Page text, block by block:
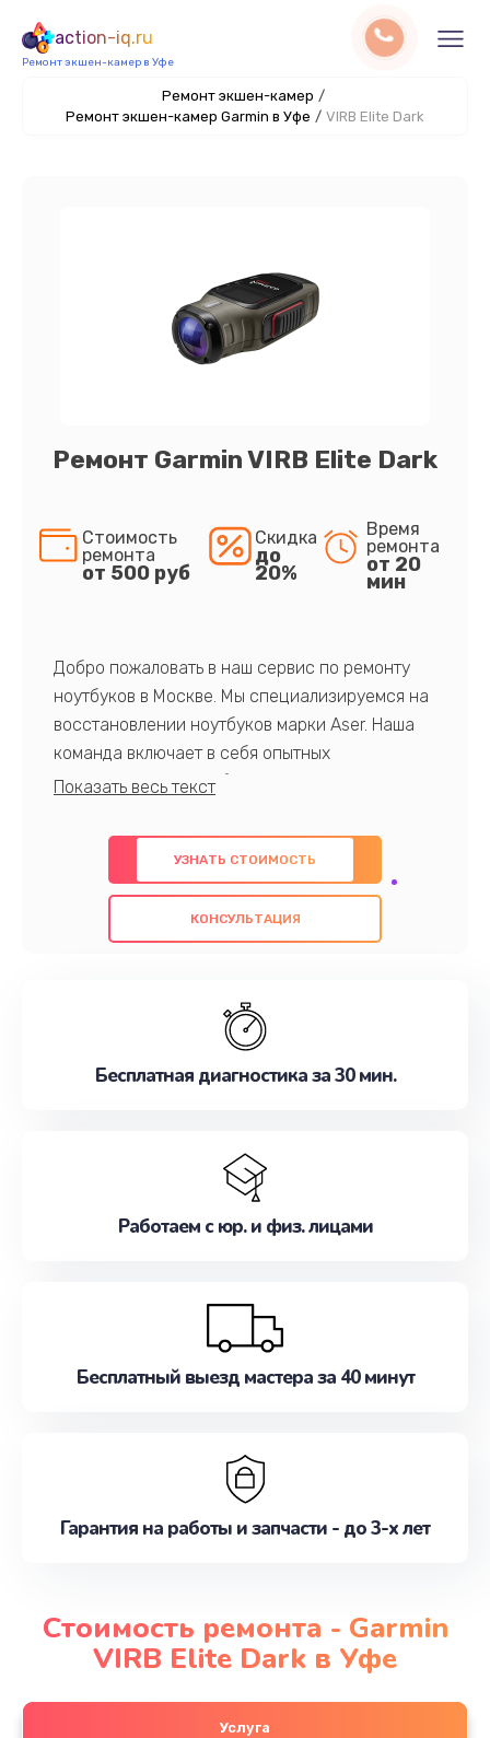
action-iq.ru
Ремонт экшен-камер в Уфе
Ремонт экшен-камер /
Ремонт экшен-камер Garmin в Уфе / VIRB Elite Dark
Ремонт Garmin VIRB Elite Dark
Стоимость
ремонта
от 500 руб
Скидка
до
20%
Время
ремонта
от 20
мин
Добро пожаловать в наш сервис по ремонту
ноутбуков в Москве. Мы специализируемся на
восстановлении ноутбуков марки Aser. Наша
команда включает в себя опытных
профессионалов с обширными знаниями и
предлагаем быстрый и качественный ремонт с
использованием оригинальных компонентов, а
также гарантируем качество всех
проведенных работ. Наша цель - предоставить
наилучшим образом. Не медлите записаться на
УЗНАТЬ СТОИМОСТЬ
КОНСУЛЬТАЦИЯ
Бесплатная диагностика за 30 мин.
Работаем с юр. и физ. лицами
Бесплатный выезд мастера за 40 минут
Гарантия на работы и запчасти - до 3-х лет
Стоимость ремонта - Garmin
VIRB Elite Dark в Уфе
Услуга